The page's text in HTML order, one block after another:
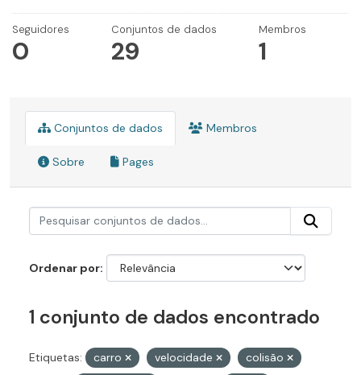
Seguidores
0
Conjuntos de dados
29
Membros
1
Conjuntos de dados Membros
Sobre Pages
Ordenar por
1 conjunto de dados encontrado
Etiquetas: carro velocidade
colisão